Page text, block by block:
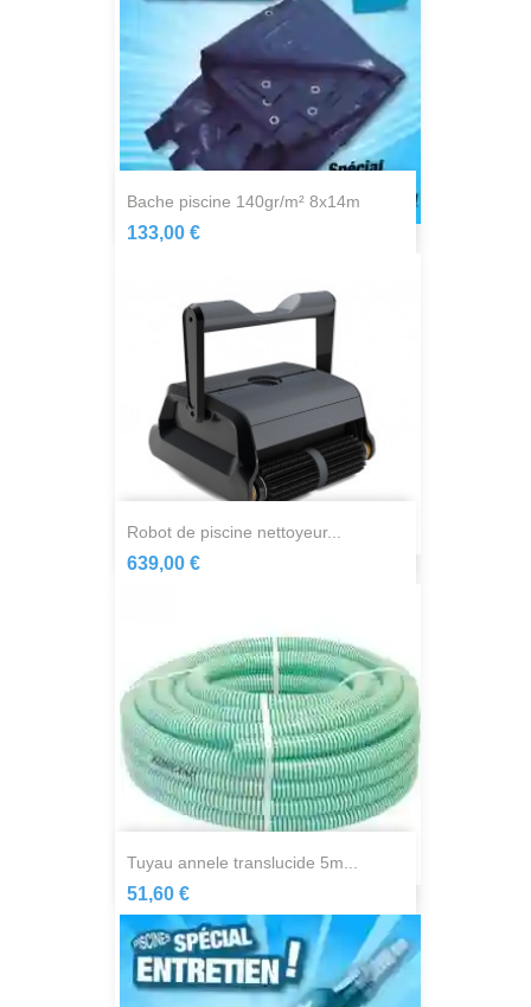
bache piscine 140gr/m² 8x14m
133,00 €
robot de piscine nettoyeur...
639,00 €
tuyau annele translucide 5m...
51,60 €